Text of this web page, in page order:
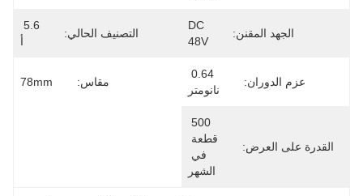
الجهد المقنن:
DC
48V
التصنيف الحالي:
أ
عزم الدوران:
نانومتر
مقاس: 78mm
القدرة على العرض:
الشهر